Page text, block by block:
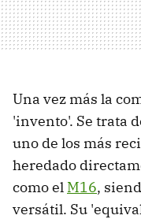
Una vez más la
'invento'. Se trata
uno de los más
heredado
como el M16,
versátil. Su